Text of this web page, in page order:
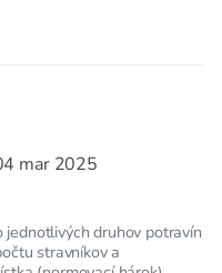
mar 2025
jednotlivých druhov potravín
stravníkov a